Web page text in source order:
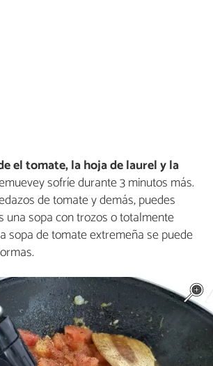
el tomate, la hoja de laurel y la
sofríe durante 3 minutos más.
de tomate y demás, puedes
una sopa con trozos o totalmente
sopa de tomate extremeña se puede